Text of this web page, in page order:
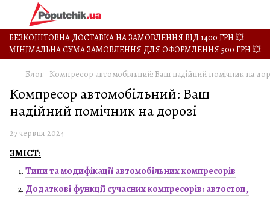
БЕЗКОШТОВНА ДОСТАВКА НА ЗАМОВЛЕННЯ ВІД 1400 ГРН 💥
МІНІМАЛЬНА СУМА ЗАМОВЛЕННЯ ДЛЯ ОФОРМЛЕННЯ 500 ГРН 💥
Блог Компресор автомобільний: Ваш надійний помічник на
Компресор автомобільний: Ваш
надійний помічник на дорозі
27 червня 2024
ЗМІСТ:
Типи та модифікації автомобільних компресорів
Додаткові функції сучасних компресорів: автостоп,